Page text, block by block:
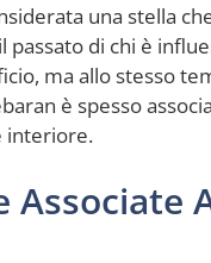
una stella
passato di chi è
ma allo stesso
è spesso
interiore.